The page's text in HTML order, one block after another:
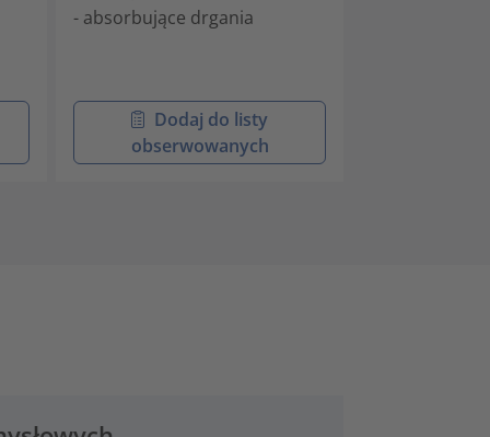
- absorbujące drgania
Dodaj do listy
obserwowanych